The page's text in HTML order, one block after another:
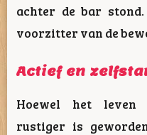
achter de bar
voorzitter van de
Actief en
Hoewel het leven
rustiger is